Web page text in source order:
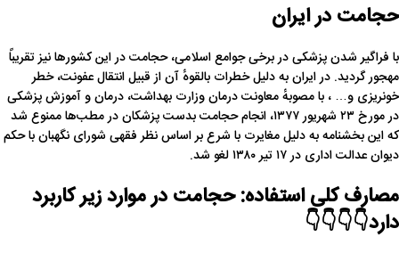
حجامت در ایران
با فراگیر شدن پزشکی در برخی جوامع اسلامی، حجامت در این کشورها نیز تقریباً
مهجور گردید. در ایران به دلیل خطرات بالقوهٔ آن از قبیل انتقال عفونت، خطر
خونریزی و… ، با مصوبهٔ معاونت درمان وزارت بهداشت، درمان و آموزش پزشکی
در مورخ ۲۳ شهریور ۱۳۷۷، انجام حجامت بدست پزشکان در مطب‌ها ممنوع شد
که این بخشنامه به دلیل مغایرت با شرع بر اساس نظر فقهی شورای نگهبان با حکم
دیوان عدالت اداری در ۱۷ تیر ۱۳۸۰ لغو شد.
مصارف کلی استفاده: حجامت در موارد زیر کاربرد
دارد👇👇👇👇